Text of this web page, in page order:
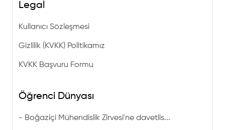
Legal
Kullanıcı Sözleşmesi
Gizlilik (KVKK) Politikamız
KVKK Başvuru Formu
Öğrenci Dünyası
- Boğaziçi Mühendislik Zirvesi'ne davetlis...